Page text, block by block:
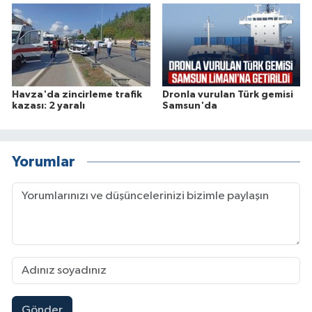
Havza'da zincirleme trafik
kazası: 2 yaralı
Dronla vurulan Türk gemisi
Samsun'da
Yorumlar